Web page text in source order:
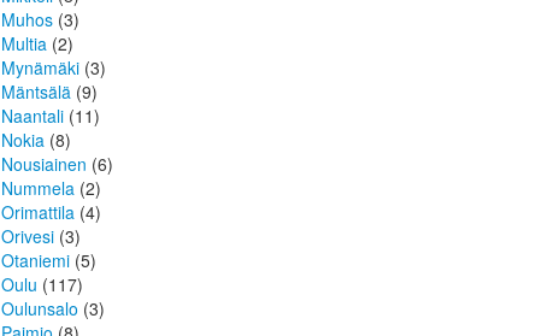
Muhos (3)
Multia (2)
Mynämäki (3)
Mäntsälä (9)
Naantali (11)
Nokia (8)
Nousiainen (6)
Nummela (2)
Orimattila (4)
Orivesi (3)
Otaniemi (5)
Oulu (117)
Oulunsalo (3)